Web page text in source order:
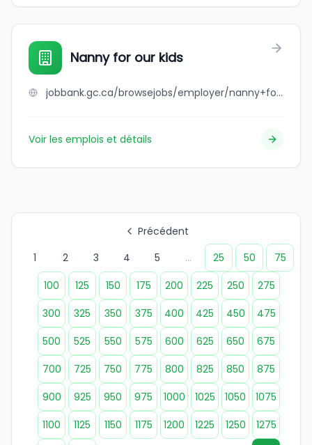
Nanny for our kids
jobbank.gc.ca/browsejobs/employer/nanny+for+our+kids/ca
Voir les emplois et détails
Précédent
1
2 3 4 5 ... 25 50
75
100
125 150 175 200 225 250
275
300
325 350 375 400 425 450
475
500
525 550 575 600 625 650
675
700
725 750 775 800 825 850
875
900
925 950 975 1000 1025 1050
1075
1100
1125 1150 1175 1200 1225 1250 1275